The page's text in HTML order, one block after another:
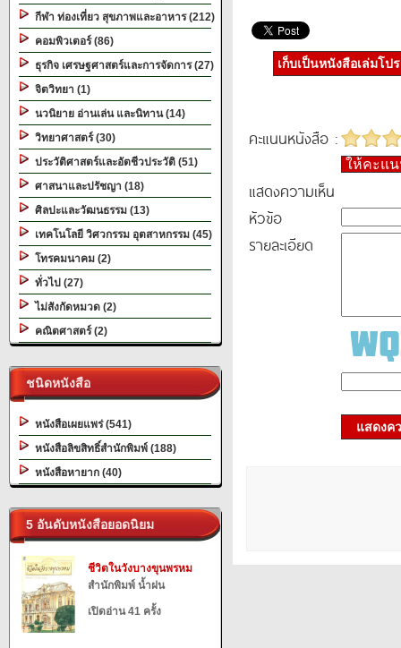
กีฬา ท่องเที่ยว สุขภาพและอาหาร (212)
คอมพิวเตอร์ (86)
ธุรกิจ เศรษฐศาสตร์และการจัดการ (27)
จิตวิทยา (1)
นวนิยาย อ่านเล่น และนิทาน (14)
วิทยาศาสตร์ (30)
ประวัติศาสตร์และอัตชีวประวัติ (51)
ศาสนาและปรัชญา (18)
ศิลปะและวัฒนธรรม (13)
เทคโนโลยี วิศวกรรม อุตสาหกรรม (45)
โทรคมนาคม (2)
ทั่วไป (27)
ไม่สังกัดหมวด (2)
คณิตศาสตร์ (2)
ชนิดหนังสือ
หนังสือเผยแพร่ (541)
หนังสือลิขสิทธิ์สำนักพิมพ์ (188)
หนังสือหายาก (40)
5 อันดับหนังสือยอดนิยม
ชีวิตในวังบางขุนพรหม
สำนักพิมพ์ น้ำฝน
เปิดอ่าน 41 ครั้ง
เก็บเป็นหนังสือเล่มโป
คะแนนหนังสือ :
ให้คะแ
แสดงความเห็น
หัวข้อ
รายละเอียด
แสดงค